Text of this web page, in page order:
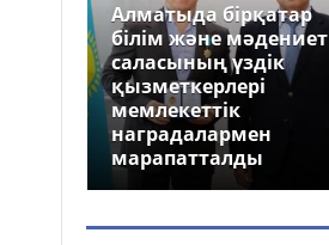
Алматыда бірқатар
білім және мәдениет
саласының үздік
қызметкерлері
мемлекеттік
наградалармен
марапатталды